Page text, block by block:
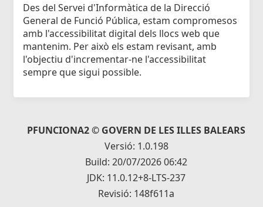
Des del Servei d'Informàtica de la Direcció
General de Funció Pública, estam compromesos
amb l'accessibilitat digital dels llocs web que
mantenim. Per això els estam revisant, amb
l'objectiu d'incrementar-ne l'accessibilitat
sempre que sigui possible.
PFUNCIONA2 © GOVERN DE LES ILLES BALEARS
Versió: 1.0.198
Build: 20/07/2026 06:42
JDK: 11.0.12+8-LTS-237
Revisió: 148f611a